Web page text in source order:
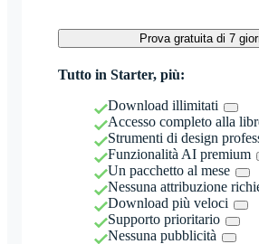
Prova gratuita di 7
Tutto in Starter, più:
Download illimitati
Accesso completo alla
Strumenti di design
Funzionalità AI premium
Un pacchetto al mese
Nessuna attribuzione
Download più veloci
Supporto prioritario
Nessuna pubblicità